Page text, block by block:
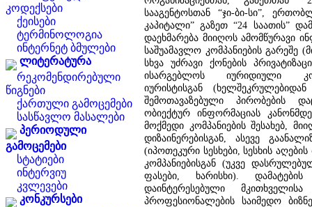
კოდექსები
ქეისები
ტერმინოლოგია
ინტერნეტ ბმულები
ლიტერატურა
რეკომენდირებული
წიგნები
ქართული გამოცემები
სასწავლო მასალები
პერიოდული
გამოცემები
სტატიები
ინტერვიუ
კვლევები
კონკურსები
სააგენტოსთან “ჯი-ბი-სი”,
კაპიტალი” გაზეთ “24 საათის”
დაეხმარება მიიღოს ამომწურავი
საშუამავლო კომპანიების გარეშე
სხვა უძრავი ქონების
ისარგებლოს იურიდიული
იურისტისგან
შემოთავაზებული პირობების
ობიექტურ ინფორმაციას
მოქმედი კომპანიების შესახებ,
დიზაინერებისგან, ასევე
(იპოთეკური სესხები, სესხის
კომპანიებისგან (უკვე
ფასები, ხარისხი).
დაინტერესებული
პროფესიონალების საიმედო